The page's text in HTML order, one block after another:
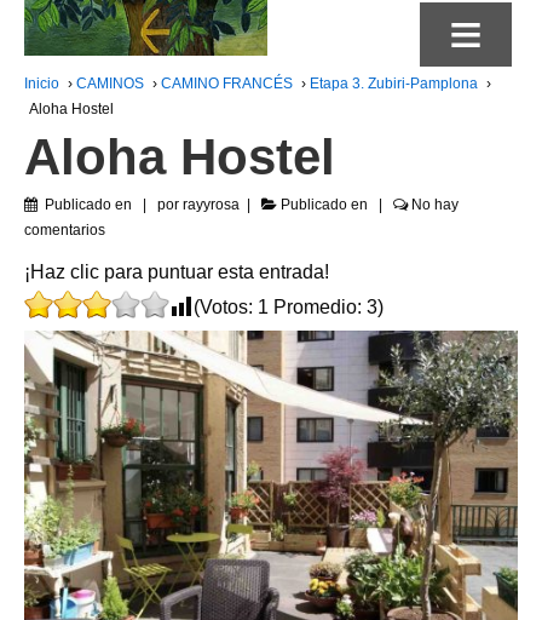
≡
Inicio › CAMINOS › CAMINO FRANCÉS › Etapa 3. Zubiri-Pamplona ›
Aloha Hostel
Aloha Hostel
Publicado en por rayyrosa Publicado en
No hay
comentarios
¡Haz clic para puntuar esta entrada!
(Votos: 1 Promedio: 3)